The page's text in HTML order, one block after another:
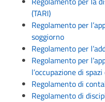
(TARI)
Regolamento per
soggiorno
Regolamento per
Regolamento per
l’occupazione di
Regolamento di
Regolamento di